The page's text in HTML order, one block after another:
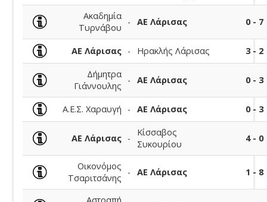
Ακαδημία
Τυρνάβου
- ΑΕ Λάρισας 0 - 7
ΑΕ Λάρισας - Ηρακλής Λάρισας 3 - 2
Δήμητρα
Γιάννουλης
- ΑΕ Λάρισας 0 - 3
Α.Ε.Σ. Χαραυγή - ΑΕ Λάρισας 0 - 3
ΑΕ Λάρισας -
Κίσσαβος
Συκουρίου
4 - 0
Οικονόμος
Τσαριτσάνης
- ΑΕ Λάρισας 1 - 8